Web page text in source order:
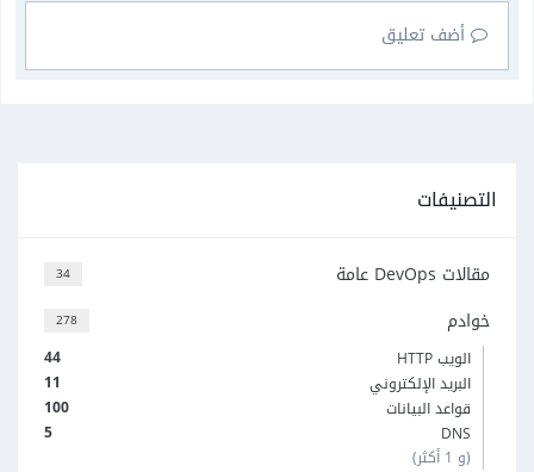
أضف تعليق
التصنيفات
34 مقالات DevOps عامة
278 خوادم
44
الويب HTTP
11
البريد الإلكتروني
100
قواعد البيانات
5
DNS
(و 1 أكثر)